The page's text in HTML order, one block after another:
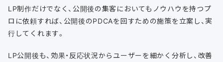
LP制作だけでなく、公開後の集客においてもノウハウを持つプ
ロに依頼すれば、公開後のPDCAを回すための施策を立案し、実
行してくれます。
LP公開後も、効果・反応状況からユーザーを細かく分析し、改善